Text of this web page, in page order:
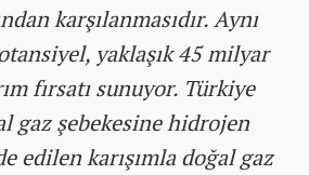
karşılanmasıdır. Aynı
yaklaşık 45 milyar
fırsatı sunuyor. Türkiye
gaz şebekesine hidrojen
edilen karışımla doğal gaz